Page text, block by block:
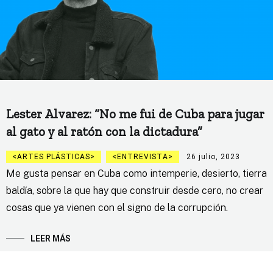
Lester Alvarez: “No me fui de Cuba para jugar
al gato y al ratón con la dictadura”
ARTES PLÁSTICAS ENTREVISTA 26 julio, 2023
Me gusta pensar en Cuba como intemperie, desierto, tierra
baldía, sobre la que hay que construir desde cero, no crear
cosas que ya vienen con el signo de la corrupción.
LEER MÁS